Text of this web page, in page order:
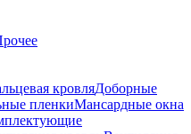
кровляДоборные
пленкиМансардные окна